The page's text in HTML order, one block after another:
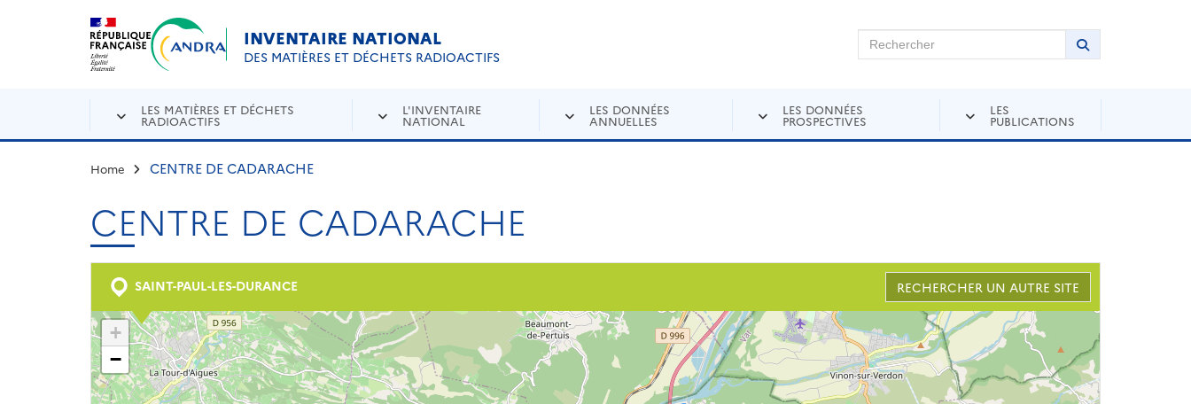
Aller au contenu principal
INVENTAIRE NATIONAL
DES MATIÈRES ET DÉCHETS RADIOACTIFS
Rechercher sur Andra Inventaire Rechercher
Lancer la
LES MATIÈRES ET DÉCHETS
RADIOACTIFS
L'INVENTAIRE
NATIONAL
LES DONNÉES
ANNUELLES
LES DONNÉES
PROSPECTIVES
LES
PUBLICATIONS
Home CENTRE DE CADARACHE
CENTRE DE CADARACHE
SAINT-PAUL-LES-DURANCE RECHERCHER UN AUTRE SITE
+
−